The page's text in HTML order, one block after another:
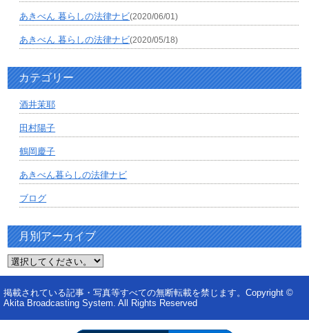
あきべん 暮らしの法律ナビ(2020/06/01)
あきべん 暮らしの法律ナビ(2020/05/18)
カテゴリー
酒井茉耶
田村陽子
鶴岡慶子
あきべん暮らしの法律ナビ
ブログ
月別アーカイブ
掲載されている記事・写真等すべての無断転載を禁じます。Copyright ©
Akita Broadcasting System. All Rights Reserved